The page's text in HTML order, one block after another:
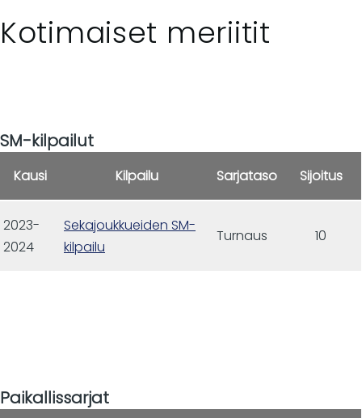
Kotimaiset meriitit
SM-kilpailut
Kausi Kilpailu Sarjataso Sijoitus
2023-
2024
Sekajoukkueiden SM-
kilpailu
Turnaus 10
Paikallissarjat